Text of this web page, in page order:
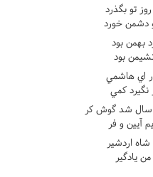
تو بگذرد
دشمن خورد
بهمن بود
بود
اي هاشمي
کمي
شد گوش کر
آيين و فر
اردشير
يادگير